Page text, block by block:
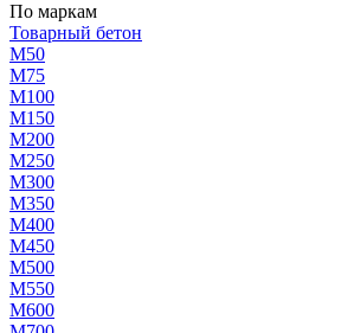
По маркам
Товарный бетон
М50
М75
М100
М150
М200
М250
М300
М350
М400
М450
М500
М550
М600